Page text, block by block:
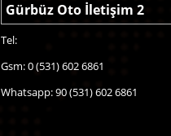
Gürbüz Oto İletişim 2
Tel:
Gsm: 0 (531) 602 6861
Whatsapp: 90 (531) 602 6861